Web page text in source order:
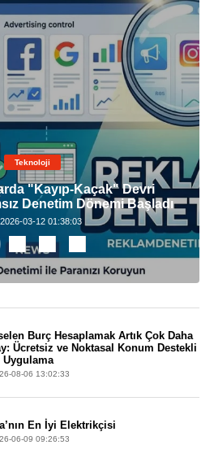
Teknoloji
"Kayıp-Kaçak" Devri
Denetim Dönemi Başladı
2026-03-12 01:38:03
Burç Hesaplamak Artık Çok Daha
Ücretsiz ve Noktasal Konum Destekli
Uygulama
08-06 13:02:33
En İyi Elektrikçisi
06-09 09:26:53